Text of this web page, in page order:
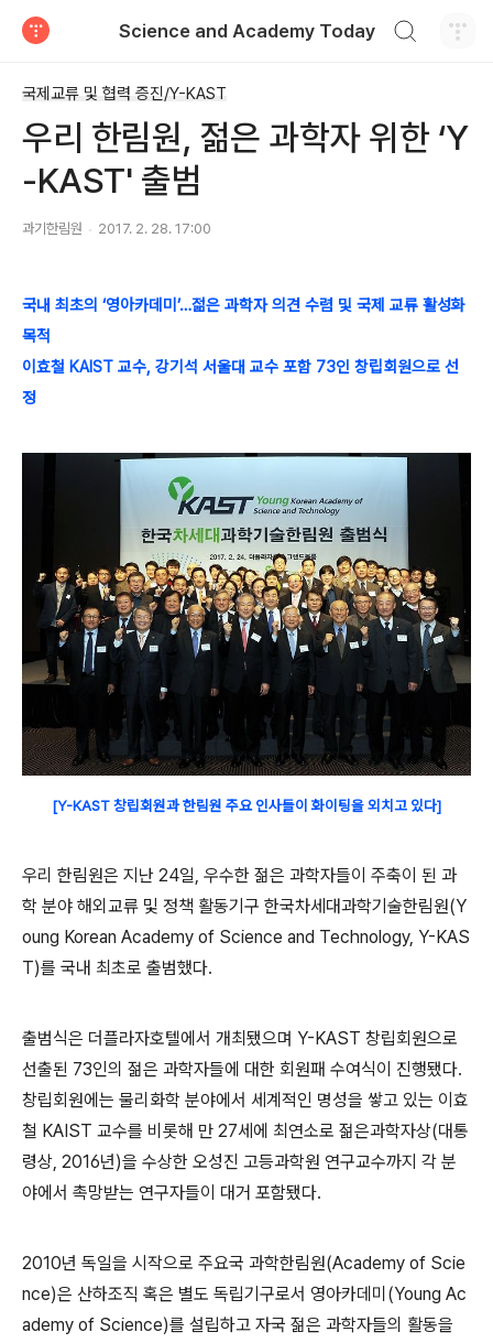
Science and Academy Today
국제교류 및 협력 증진/Y-KAST
우리 한림원, 젊은 과학자 위한 ‘Y
-KAST' 출범
과기한림원 2017. 2. 28. 17:00
국내 최초의 ‘영아카데미’…젊은 과학자 의견 수렴 및 국제 교류 활성화
목적
이효철 KAIST 교수, 강기석 서울대 교수 포함 73인 창립회원으로 선
정
[Y-KAST 창립회원과 한림원 주요 인사들이 화이팅을 외치고 있다]
우리 한림원은 지난 24일, 우수한 젊은 과학자들이 주축이 된 과
학 분야 해외교류 및 정책 활동기구 한국차세대과학기술한림원(Y
oung Korean Academy of Science and Technology, Y-KAS
T)를 국내 최초로 출범했다.
출범식은 더플라자호텔에서 개최됐으며 Y-KAST 창립회원으로
선출된 73인의 젊은 과학자들에 대한 회원패 수여식이 진행됐다.
창립회원에는 물리화학 분야에서 세계적인 명성을 쌓고 있는 이효
철 KAIST 교수를 비롯해 만 27세에 최연소로 젊은과학자상(대통
령상, 2016년)을 수상한 오성진 고등과학원 연구교수까지 각 분
야에서 촉망받는 연구자들이 대거 포함됐다.
2010년 독일을 시작으로 주요국 과학한림원(Academy of Scie
nce)은 산하조직 혹은 별도 독립기구로서 영아카데미(Young Ac
ademy of Science)를 설립하고 자국 젊은 과학자들의 활동을